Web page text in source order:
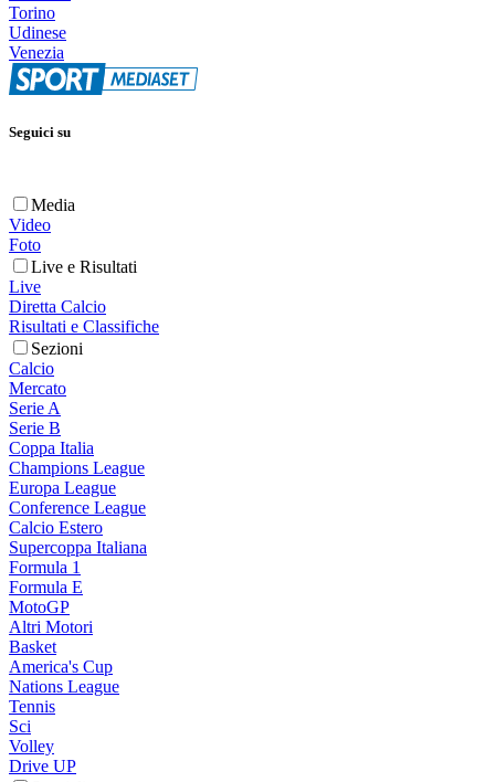
Torino
Udinese
Venezia
Seguici su
Media
Video
Foto
Live e Risultati
Live
Diretta Calcio
Risultati e Classifiche
Sezioni
Calcio
Mercato
Serie A
Serie B
Coppa Italia
Champions League
Europa League
Conference League
Calcio Estero
Supercoppa Italiana
Formula 1
Formula E
MotoGP
Altri Motori
Basket
America's Cup
Nations League
Tennis
Sci
Volley
Drive UP